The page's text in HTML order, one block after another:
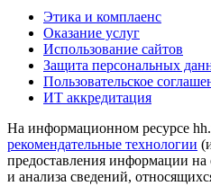
Этика и комплаенс
Оказание услуг
Использование сайтов
Защита персональных
Пользовательское
ИТ аккредитация
На информационном ресурсе
рекомендательные технологии
предоставления информации на
и анализа сведений,